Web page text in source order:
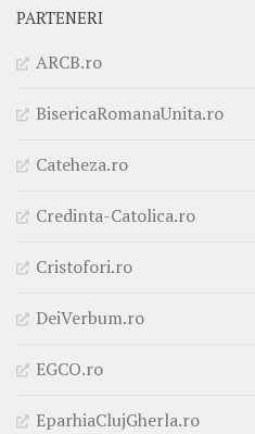
PARTENERI
ARCB.ro
BisericaRomanaUnita.ro
Cateheza.ro
Credinta-Catolica.ro
Cristofori.ro
DeiVerbum.ro
EGCO.ro
EparhiaClujGherla.ro